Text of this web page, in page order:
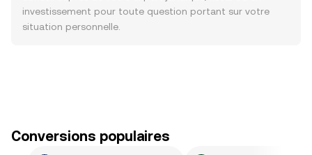
investissement pour toute question portant sur votre
situation personnelle.
Conversions populaires